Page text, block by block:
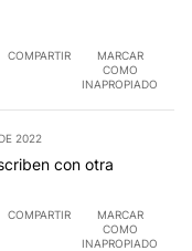
COMPARTIR
MARCAR
COMO
INAPROPIADO
2022
con otra
COMPARTIR
MARCAR
COMO
INAPROPIADO